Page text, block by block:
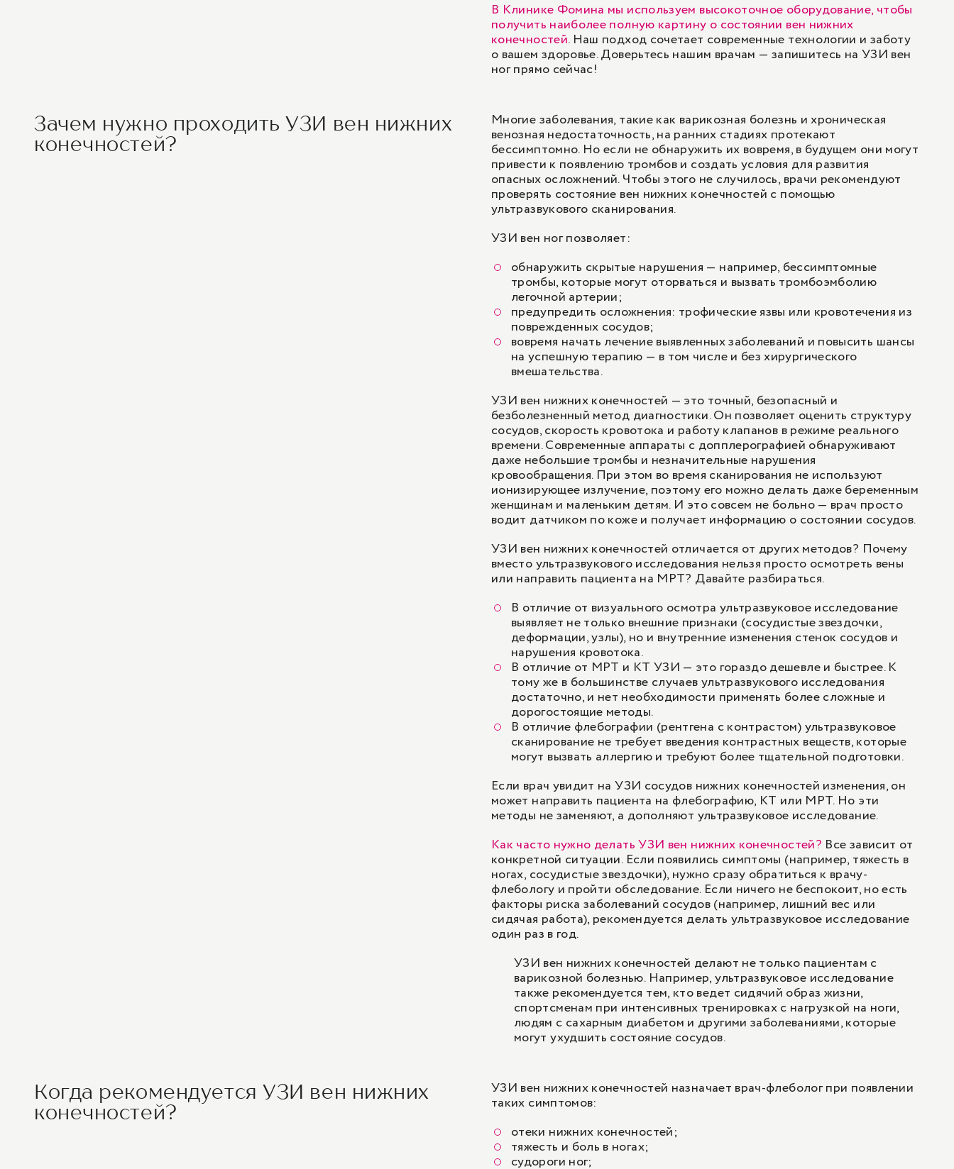
В Клинике Фомина мы используем высокоточное оборудование, чтобы
получить наиболее полную картину о состоянии вен нижних
конечностей. Наш подход сочетает современные технологии и заботу
о вашем здоровье. Доверьтесь нашим врачам — запишитесь на УЗИ вен
ног прямо сейчас!
Зачем нужно проходить УЗИ вен нижних
конечностей?
Многие заболевания, такие как варикозная болезнь и хроническая
венозная недостаточность, на ранних стадиях протекают
бессимптомно. Но если не обнаружить их вовремя, в будущем они могут
привести к появлению тромбов и создать условия для развития
опасных осложнений. Чтобы этого не случилось, врачи рекомендуют
проверять состояние вен нижних конечностей с помощью
ультразвукового сканирования.
УЗИ вен ног позволяет:
обнаружить скрытые нарушения — например, бессимптомные
тромбы, которые могут оторваться и вызвать тромбоэмболию
легочной артерии;
предупредить осложнения: трофические язвы или кровотечения из
поврежденных сосудов;
вовремя начать лечение выявленных заболеваний и повысить шансы
на успешную терапию — в том числе и без хирургического
вмешательства.
УЗИ вен нижних конечностей — это точный, безопасный и
безболезненный метод диагностики. Он позволяет оценить структуру
сосудов, скорость кровотока и работу клапанов в режиме реального
времени. Современные аппараты с допплерографией обнаруживают
даже небольшие тромбы и незначительные нарушения
кровообращения. При этом во время сканирования не используют
ионизирующее излучение, поэтому его можно делать даже беременным
женщинам и маленьким детям. И это совсем не больно — врач просто
водит датчиком по коже и получает информацию о состоянии сосудов.
УЗИ вен нижних конечностей отличается от других методов? Почему
вместо ультразвукового исследования нельзя просто осмотреть вены
или направить пациента на МРТ? Давайте разбираться.
В отличие от визуального осмотра ультразвуковое исследование
выявляет не только внешние признаки (сосудистые звездочки,
деформации, узлы), но и внутренние изменения стенок сосудов и
нарушения кровотока.
В отличие от МРТ и КТ УЗИ — это гораздо дешевле и быстрее. К
тому же в большинстве случаев ультразвукового исследования
достаточно, и нет необходимости применять более сложные и
дорогостоящие методы.
В отличие флебографии (рентгена с контрастом) ультразвуковое
сканирование не требует введения контрастных веществ, которые
могут вызвать аллергию и требуют более тщательной подготовки.
Если врач увидит на УЗИ сосудов нижних конечностей изменения, он
может направить пациента на флебографию, КТ или МРТ. Но эти
методы не заменяют, а дополняют ультразвуковое исследование.
Как часто нужно делать УЗИ вен нижних конечностей? Все зависит от
конкретной ситуации. Если появились симптомы (например, тяжесть в
ногах, сосудистые звездочки), нужно сразу обратиться к врачу-
флебологу и пройти обследование. Если ничего не беспокоит, но есть
факторы риска заболеваний сосудов (например, лишний вес или
сидячая работа), рекомендуется делать ультразвуковое исследование
один раз в год.
УЗИ вен нижних конечностей делают не только пациентам с
варикозной болезнью. Например, ультразвуковое исследование
также рекомендуется тем, кто ведет сидячий образ жизни,
спортсменам при интенсивных тренировках с нагрузкой на ноги,
людям с сахарным диабетом и другими заболеваниями, которые
могут ухудшить состояние сосудов.
Когда рекомендуется УЗИ вен нижних
конечностей?
УЗИ вен нижних конечностей назначает врач-флебологпри появлении
таких симптомов:
отеки нижних конечностей;
тяжесть и боль в ногах;
судороги ног;